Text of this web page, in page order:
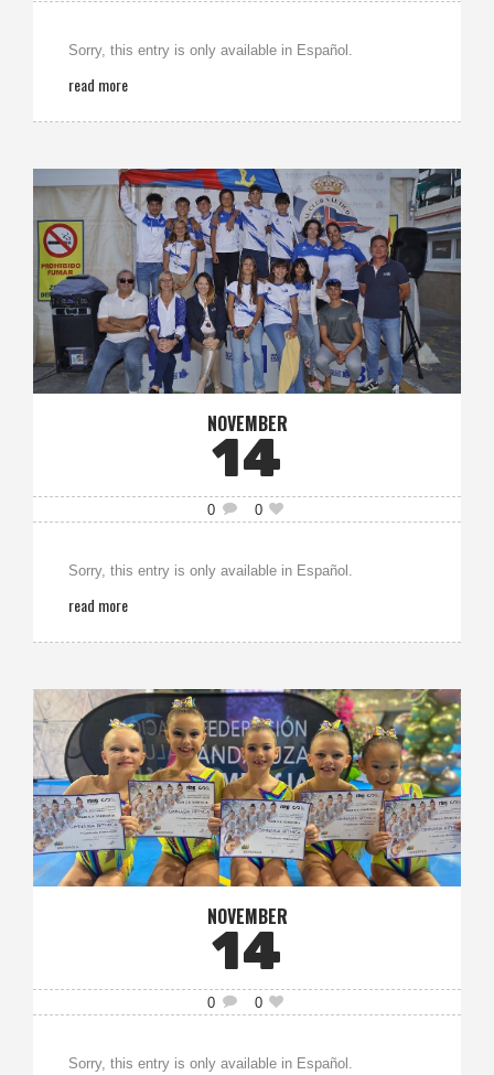
Sorry, this entry is only available in Español.
read more
NOVEMBER
14
0 0
Sorry, this entry is only available in Español.
read more
NOVEMBER
14
0 0
Sorry, this entry is only available in Español.